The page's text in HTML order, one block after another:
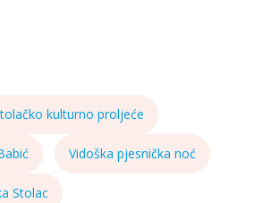
kulturno proljeće
Vidoška pjesnička noć
Stolac